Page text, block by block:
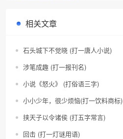
相关文章
石头城下不觉晓 (打一唐人小说)
涉笔成趣 (打一报刊名)
小说《怒火》 (打俗语三字)
小小少年，很少烦恼(打一饮料商标)
挟天子以令诸侯 (打五字常言)
回击 (打一灯谜用语)